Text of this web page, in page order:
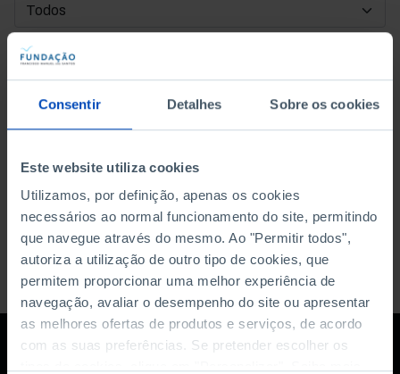
Consentir Detalhes Sobre os cookies
Este website utiliza cookies
Utilizamos, por definição, apenas os cookies
necessários ao normal funcionamento do site, permitindo
que navegue através do mesmo. Ao "Permitir todos",
autoriza a utilização de outro tipo de cookies, que
permitem proporcionar uma melhor experiência de
navegação, avaliar o desempenho do site ou apresentar
as melhores ofertas de produtos e serviços, de acordo
com as suas preferências. Se pretender escolher os
DATA DE INÍCIO
DATA DE FIM